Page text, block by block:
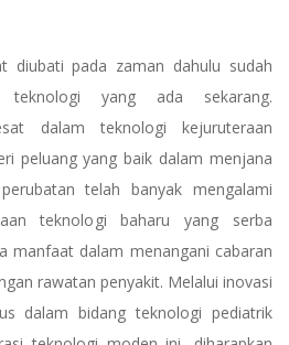
diubati pada zaman dahulu sudah
yang ada sekarang.
dalam teknologi kejuruteraan
peluang yang baik dalam menjana
telah banyak mengalami
teknologi baharu yang serba
manfaat dalam menangani cabaran
rawatan penyakit. Melalui inovasi
dalam bidang teknologi pediatrik